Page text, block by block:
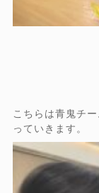
こちらは青鬼チ
っていきます。